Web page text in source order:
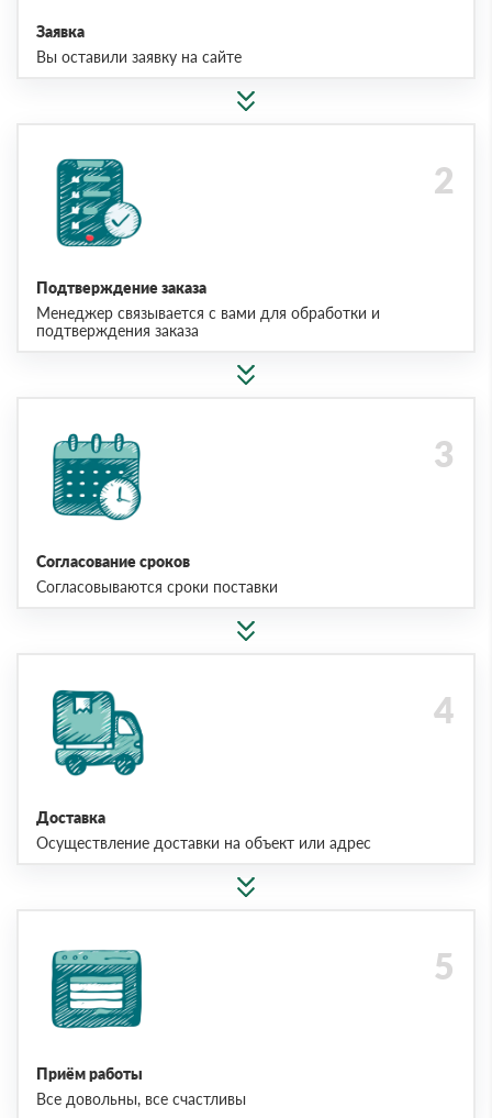
Заявка
Вы оставили заявку на сайте
Подтверждение заказа
Менеджер связывается с вами для обработки и
подтверждения заказа
Согласование сроков
Согласовываются сроки поставки
Доставка
Осуществление доставки на объект или адрес
Приём работы
Все довольны, все счастливы